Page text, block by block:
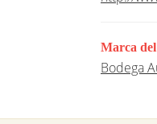
Marca
Bodega